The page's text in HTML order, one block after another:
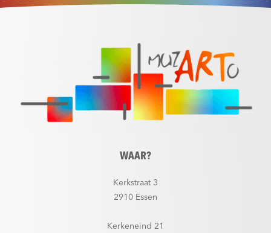
WAAR?
Kerkstraat 3
2910 Essen
Kerkeneind 21